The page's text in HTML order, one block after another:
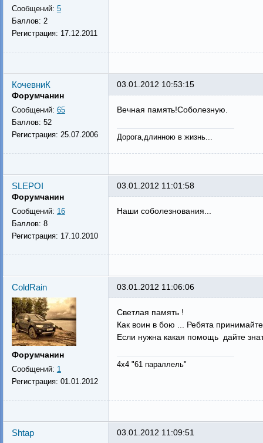
Сообщений: 5
Баллов: 2
Регистрация: 17.12.2011
КочевниК
Форумчанин
Сообщений: 65
Баллов: 52
Регистрация: 25.07.2006
03.01.2012 10:53:15
Вечная память!Соболезную.
Дорога,длинною в жизнь...
SLEPOI
Форумчанин
Сообщений: 16
Баллов: 8
Регистрация: 17.10.2010
03.01.2012 11:01:58
Наши соболезнования...
ColdRain
Форумчанин
Сообщений: 1
Регистрация: 01.01.2012
03.01.2012 11:06:06
Светлая память !
Как воин в бою ... Ребята
Если нужна какая помощь дайте
4х4 "61 параллель"
Shtap 03.01.2012 11:09:51